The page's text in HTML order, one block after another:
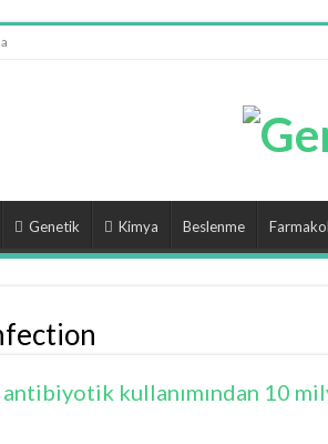
Genetik Kimya Beslenme
kullanımından 10